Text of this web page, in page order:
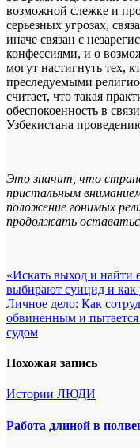
возможной слежке и
серьезных угрозах,
иначе связан с
конфессиями, и о
могут настигнуть тех,
преследуемыми
считает, что такая
обеспокоенность в
Узбекистана
Это значит, что
пристальным
положение гонимых
продолжать
Навигация
по
записям
«Искать выход и найти
выбирают суицид и как
Личное дело: Как
обвиненным и
судом
Похожая запись
Истории ЛЮДИ
Работа длиной в